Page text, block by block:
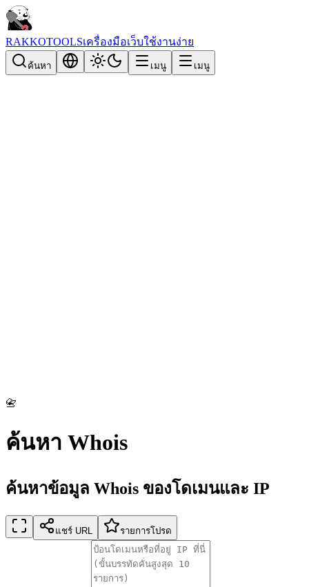
RAKKOTOOLSเครื่องมือเว็บใช้งานง่าย
ค้นหา เมนู เมนู
📇
ค้นหา Whois
ค้นหาข้อมูล Whois ของโดเมนและ IP
แชร์ URL รายการโปรด